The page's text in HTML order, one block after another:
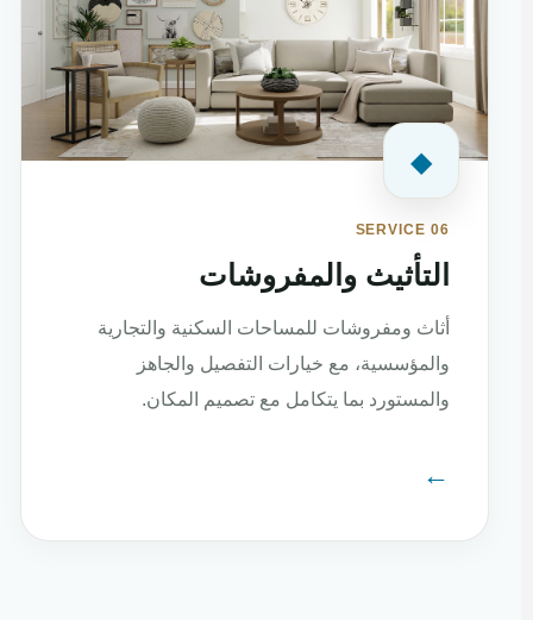
◆
SERVICE 06
التأثيث والمفروشات
أثاث ومفروشات للمساحات السكنية والتجارية
والمؤسسية، مع خيارات التفصيل والجاهز
والمستورد بما يتكامل مع تصميم المكان.
←